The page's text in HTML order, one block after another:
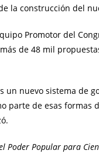
la construcción del
Promotor del
de 48 mil
nuevo sistema de
parte de esas
Poder Popular para